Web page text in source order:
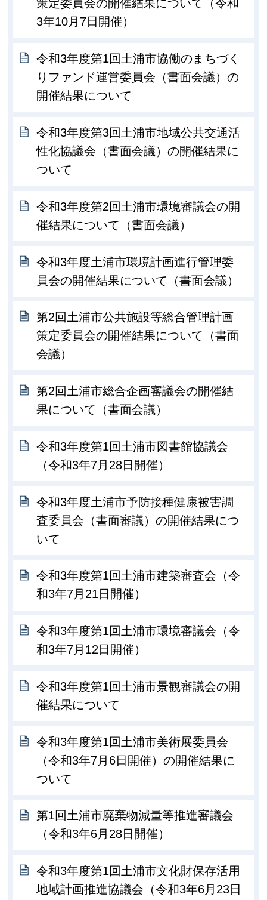
策定委員会の開催結果について（令和
3年10月7日開催）
令和3年度第1回土浦市協働のまちづく
りファンド運営委員会（書面会議）の
開催結果について
令和3年度第3回土浦市地域公共交通活
性化協議会（書面会議）の開催結果に
ついて
令和3年度第2回土浦市環境審議会の開
催結果について（書面会議）
令和3年度土浦市環境計画進行管理委
員会の開催結果について（書面会議）
第2回土浦市公共施設等総合管理計画
策定委員会の開催結果について（書面
会議）
第2回土浦市総合企画審議会の開催結
果について（書面会議）
令和3年度第1回土浦市図書館協議会
（令和3年7月28日開催）
令和3年度土浦市予防接種健康被害調
査委員会（書面審議）の開催結果につ
いて
令和3年度第1回土浦市建築審査会（令
和3年7月21日開催）
令和3年度第1回土浦市環境審議会（令
和3年7月12日開催）
令和3年度第1回土浦市景観審議会の開
催結果について
令和3年度第1回土浦市美術展委員会
（令和3年7月6日開催）の開催結果に
ついて
第1回土浦市廃棄物減量等推進審議会
（令和3年6月28日開催）
令和3年度第1回土浦市文化財保存活用
地域計画推進協議会（令和3年6月23日